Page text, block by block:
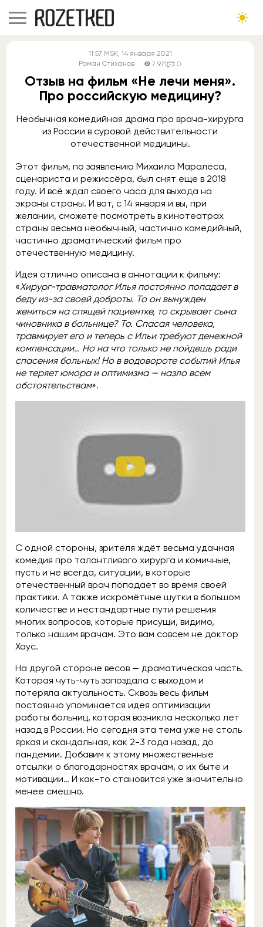
11:57 MSK, 14 января 2021
Роман Стиханов
7 971 0
Отзыв на фильм «Не лечи меня».
Про российскую медицину?
Необычная комедийная драма про врача-хирурга
из России в суровой действительности
отечественной медицины.
Этот фильм, по заявлению Михаила Маралеса,
сценариста и режиссёра, был снят еще в 2018
году. И всё ждал своего часа для выхода на
экраны страны. И вот, с 14 января и вы, при
желании, сможете посмотреть в кинотеатрах
страны весьма необычный, частично комедийный,
частично драматический фильм про
отечественную медицину.
Идея отлично описана в аннотации к фильму:
«Хирург-травматолог Илья постоянно попадает в
беду из-за своей доброты. То он вынужден
жениться на спящей пациентке, то скрывает сына
чиновника в больнице? То. Спасая человека,
травмирует его и теперь с Ильи требуют денежной
компенсации… Но на что только не пойдешь ради
спасения больных! Но в водовороте событий Илья
не теряет юмора и оптимизма — назло всем
обстоятельствам».
С одной стороны, зрителя ждёт весьма удачная
комедия про талантливого хирурга и комичные,
пусть и не всегда, ситуации, в которые
отечественный врач попадает во время своей
практики. А также искромётные шутки в большом
количестве и нестандартные пути решения
многих вопросов, которые присущи, видимо,
только нашим врачам. Это вам совсем не доктор
Хаус.
На другой стороне весов — драматическая часть.
Которая чуть-чуть запоздала с выходом и
потеряла актуальность. Сквозь весь фильм
постоянно упоминается идея оптимизации
работы больниц, которая возникла несколько лет
назад в России. Но сегодня эта тема уже не столь
яркая и скандальная, как 2-3 года назад, до
пандемии. Добавим к этому множественные
отсылки о благодарностях врачам, о их быте и
мотивации… И как-то становится уже значительно
менее смешно.